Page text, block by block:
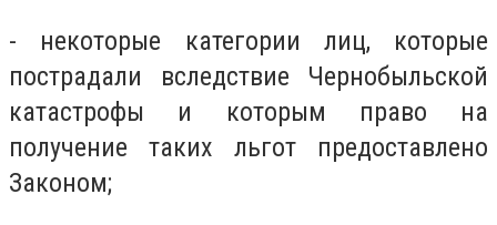
- некоторые категории лиц, которые
пострадали вследствие Чернобыльской
катастрофы и которым право на
получение таких льгот предоставлено
Законом;